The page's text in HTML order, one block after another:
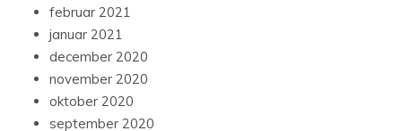
februar 2021
januar 2021
december 2020
november 2020
oktober 2020
september 2020